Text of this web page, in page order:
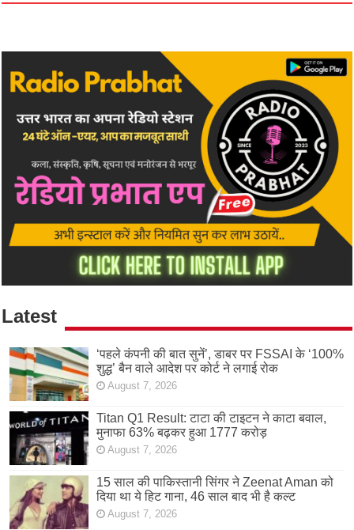
Latest
‘पहले कंपनी की बात सुनें’, डाबर पर FSSAI के ‘100%
शुद्ध’ बैन वाले आदेश पर कोर्ट ने लगाई रोक
August 7, 2026
Titan Q1 Result: टाटा की टाइटन ने काटा बवाल,
मुनाफा 63% बढ़कर हुआ 1777 करोड़
August 7, 2026
15 साल की पाकिस्तानी सिंगर ने Zeenat Aman को
दिया था ये हिट गाना, 46 साल बाद भी है कल्ट
August 7, 2026